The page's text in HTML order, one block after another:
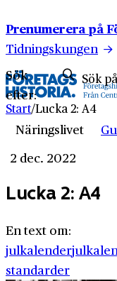
Prenumerera på
Tidningskungen
Sök
efter:
Start/Lucka 2: A4
Näringslivet
2 dec. 2022
Lucka 2: A4
En text om:
julkalender
standarder